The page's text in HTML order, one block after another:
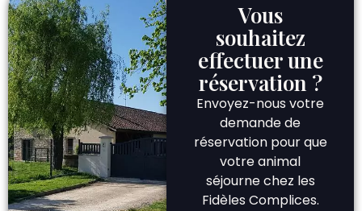
Vous
souhaitez
effectuer une
réservation ?
Envoyez-nous votre
demande de
réservation pour que
votre animal
séjourne chez les
Fidèles Complices.